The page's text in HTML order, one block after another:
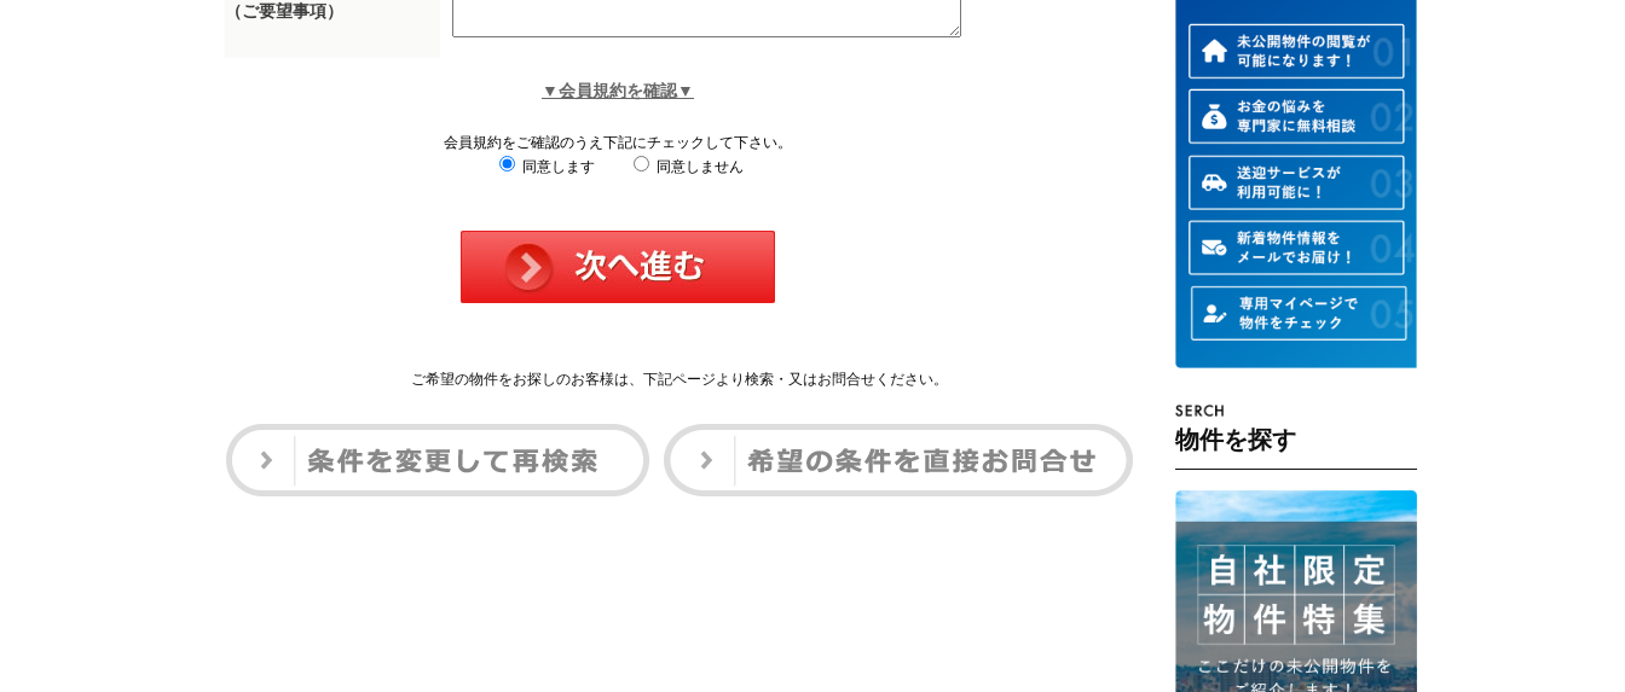
（ご要望事項）
▼会員規約を確認▼
会員規約をご確認のうえ下記にチェックして下さい。
同意します
同意しません
ご希望の物件をお探しのお客様は、下記ページより検索・又はお問合せください。
物件を探す